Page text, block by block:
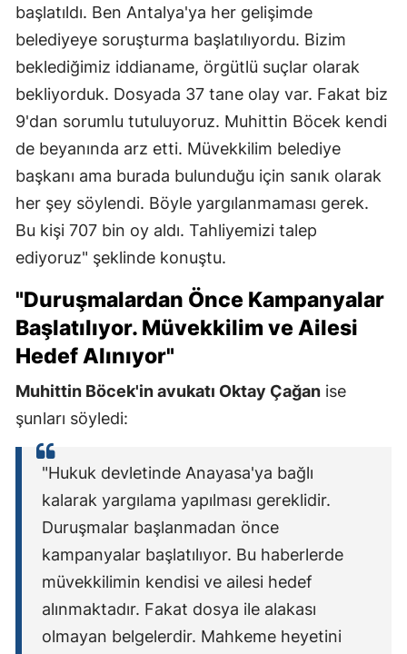
başlatıldı. Ben Antalya'ya her gelişimde
belediyeye soruşturma başlatılıyordu. Bizim
beklediğimiz iddianame, örgütlü suçlar olarak
bekliyorduk. Dosyada 37 tane olay var. Fakat biz
9'dan sorumlu tutuluyoruz. Muhittin Böcek kendi
de beyanında arz etti. Müvekkilim belediye
başkanı ama burada bulunduğu için sanık olarak
her şey söylendi. Böyle yargılanmaması gerek.
Bu kişi 707 bin oy aldı. Tahliyemizi talep
ediyoruz" şeklinde konuştu.
"Duruşmalardan Önce Kampanyalar
Başlatılıyor. Müvekkilim ve Ailesi
Hedef Alınıyor"
Muhittin Böcek'in avukatı Oktay Çağan ise
şunları söyledi:
"Hukuk devletinde Anayasa'ya bağlı
kalarak yargılama yapılması gereklidir.
Duruşmalar başlanmadan önce
kampanyalar başlatılıyor. Bu haberlerde
müvekkilimin kendisi ve ailesi hedef
alınmaktadır. Fakat dosya ile alakası
olmayan belgelerdir. Mahkeme heyetini